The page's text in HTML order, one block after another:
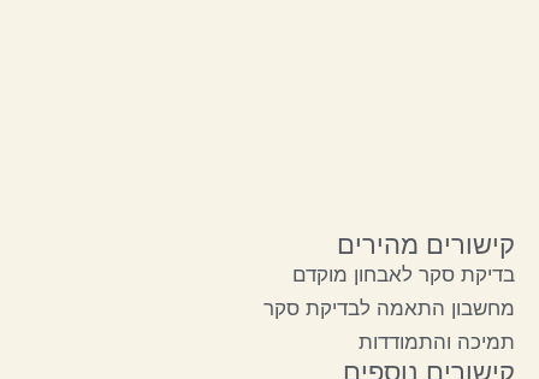
קישורים מהירים
בדיקת סקר לאבחון מוקדם
מחשבון התאמה לבדיקת סקר
תמיכה והתמודדות
קישורים נוספים